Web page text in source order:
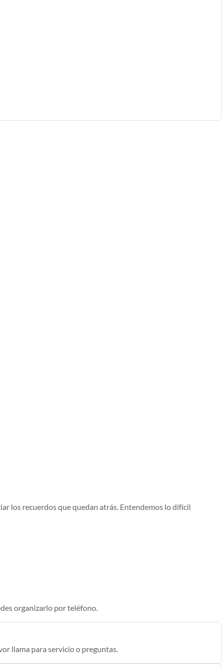
los recuerdos que quedan atrás. Entendemos lo difícil
organizarlo por teléfono.
llama para servicio o preguntas.